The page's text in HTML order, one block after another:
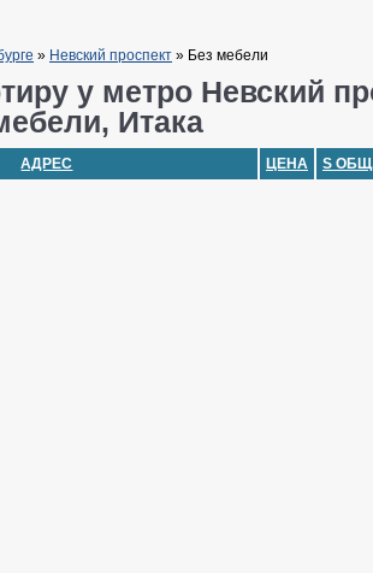
» Невский проспект » Без мебели
у метро Невский
Итака
АДРЕС ЦЕНА S